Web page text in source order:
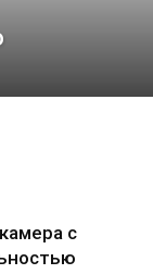
с